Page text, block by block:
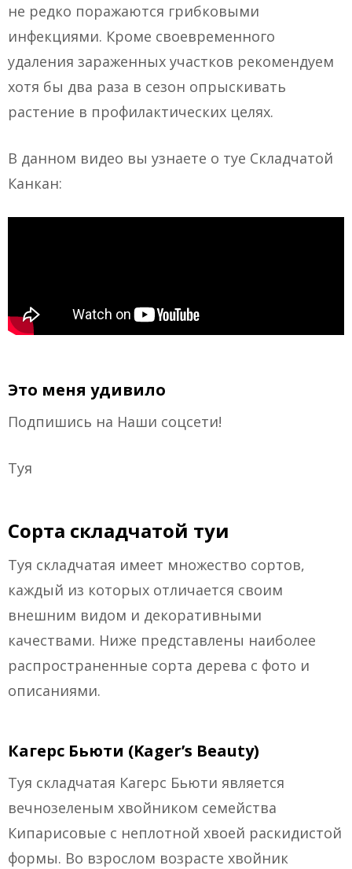
не редко поражаются грибковыми
инфекциями. Кроме своевременного
удаления зараженных участков рекомендуем
хотя бы два раза в сезон опрыскивать
растение в профилактических целях.
В данном видео вы узнаете о туе Складчатой
Канкан:
Это меня удивило
Подпишись на Наши соцсети!
Туя
Сорта складчатой туи
Туя складчатая имеет множество сортов,
каждый из которых отличается своим
внешним видом и декоративными
качествами. Ниже представлены наиболее
распространенные сорта дерева с фото и
описаниями.
Кагерс Бьюти (Kager’s Beauty)
Туя складчатая Кагерс Бьюти является
вечнозеленым хвойником семейства
Кипарисовые с неплотной хвоей раскидистой
формы. Во взрослом возрасте хвойник